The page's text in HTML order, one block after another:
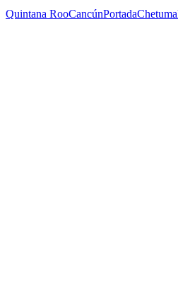
Quintana RooCancúnPortada